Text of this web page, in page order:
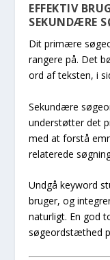
EFFEKTIV
SEKUNDÆRE
Dit primære
rangere på. Det
ord af teksten, i
Sekundære
understøtter det
med at forstå
relaterede
Undgå keyword
bruger, og
naturligt. En god
søgeordstæthed